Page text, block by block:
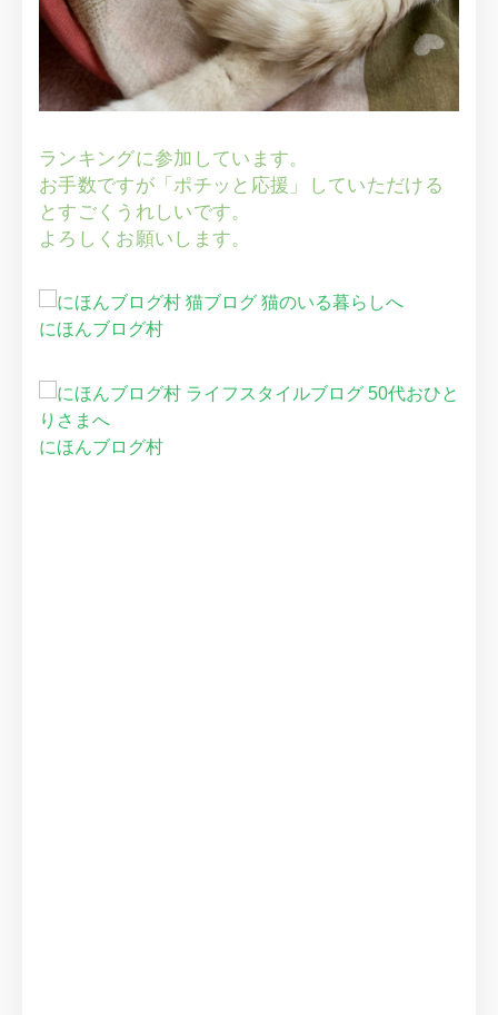
ランキングに参加しています。
お手数ですが「ポチッと応援」していただける
とすごくうれしいです。
よろしくお願いします。
にほんブログ村
にほんブログ村